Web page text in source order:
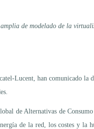
de modelado de la
Lucent, han comunicado la
de Alternativas de
de la red, los costes y